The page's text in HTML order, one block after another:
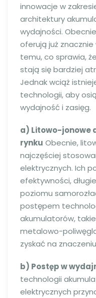
innowacje w
architektury
wydajności.
oferują już znacznie
temu, co sprawia,
stają się bardziej
Jednak wciąż
technologii, aby
wydajność i zasięg.
a) Litowo-jonowe
rynku Obecnie,
najczęściej
elektrycznych. Ich
efektywności,
poziomu
postępem
akumulatorów,
metalowo-
zyskać na
b) Postęp w
technologii
elektrycznych